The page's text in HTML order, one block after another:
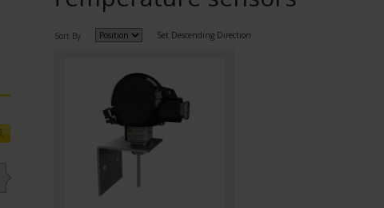
Sort By Set Descending Direction